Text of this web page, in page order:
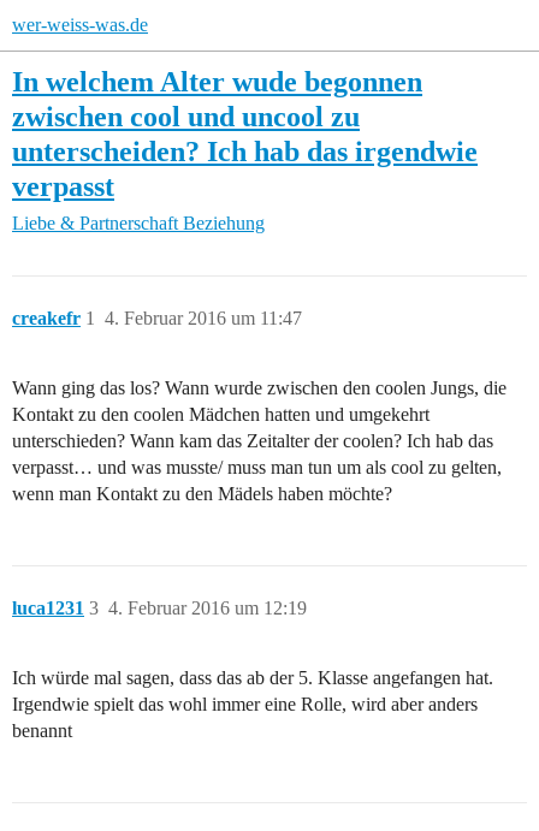
wer-weiss-was.de
In welchem Alter wude begonnen
zwischen cool und uncool zu
unterscheiden? Ich hab das irgendwie
verpasst
Liebe & Partnerschaft Beziehung
creakefr 4. Februar 2016 um 11:47
1
Wann ging das los? Wann wurde zwischen den coolen Jungs, die
Kontakt zu den coolen Mädchen hatten und umgekehrt
unterschieden? Wann kam das Zeitalter der coolen? Ich hab das
verpasst… und was musste/ muss man tun um als cool zu gelten,
wenn man Kontakt zu den Mädels haben möchte?
luca1231 4. Februar 2016 um 12:19
3
Ich würde mal sagen, dass das ab der 5. Klasse angefangen hat.
Irgendwie spielt das wohl immer eine Rolle, wird aber anders
benannt